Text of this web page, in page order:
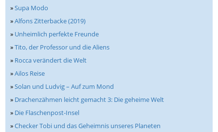
»Supa Modo
»Alfons Zitterbacke (2019)
» Unheimlich perfekte Freunde
»Tito, der Professor und die Aliens
» Rocca verändert die Welt
»Ailos Reise
»Solan und Ludvig – Auf zum Mond
» Drachenzähmen leicht gemacht 3: Die geheime Welt
» Die Flaschenpost-Insel
»Checker Tobi und das Geheimnis unseres Planeten